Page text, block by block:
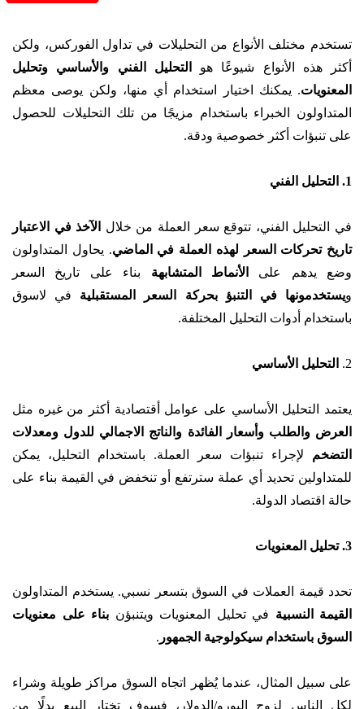
تستخدم مختلف الأنواع من التحليلات في تداول الفوركس، ولكن
أكثر هذه الأنواع شيوعًا هو
التحليل الفني والأساسي وتحليل
المعنويات. يمكنك اختيار استخدام أي منها، ولكن يوصى معظم
المتداولون الخبراء باستخدام مزيجًا من تلك التحليلات للحصول
على تنبؤات أكثر خصوصية ودقة.
1. التحليل الفني
في التحليل الفني، تتوقع سعر العملة من خلال
الآخذ في الاعتبار
تاريخ تحركات السعر لهذه العملة في الماضي. يحاول المتداولون
وضع يدهم على
الأنماط المتشابهة بناء على تاريخ السعر
ويستخدمونها في التنبؤ بحركة السعر المستقبلية في لاسوق
باستخدام أدوات التحليل المختلفة.
2. التحليل الأساسي
يعتمد التحليل الأساسي على عوامل أقتصادية أكثر من غيره مثل
العرض والطلب وأسعار الفائدة والناتج الاجمالي للدول ومعدلات
التضخم لإجراء تنبؤات سعر العملة. باستخدام التحليل، يمكن
للمتداولين تحديد أي عملة سترتفع أو تنخفض في القيمة بناء على
حالة اقتصاد الدولة.
3. تحليل المعنويات
تحدد قيمة العملات في السوق بتسعر نسبي. يستخدم المتداولون
القيمة النسبية في تحليل المعنويات ويتنبؤن بناء على معنويات
السوق باستخدام سيكولوجية الجمهور .
على سبيل المثال، عندما يُظهر اتجاه السوق مراكز طويلة وشراء
لكل الناس لزوج اليورو/الدولار، فسوف تختار البيع بدلًا من